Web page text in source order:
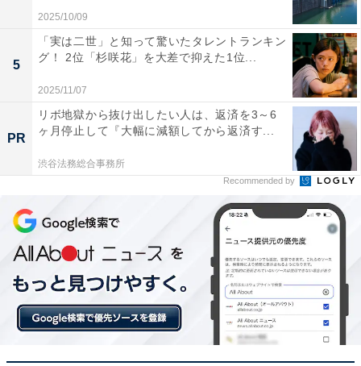
※回答者からのコメントは原文ママです
次ページ 8位までのランキング結果を見る
2025/10/09
5
「実は二世」と知って驚いたタレントランキン
グ！ 2位「杉咲花」を大差で抑えた1位...
2025/11/07
PR
リボ地獄から抜け出したい人は、返済を3～6
ヶ月停止して『大幅に減額してから返済す...
渋谷法務総合事務所
Recommended by